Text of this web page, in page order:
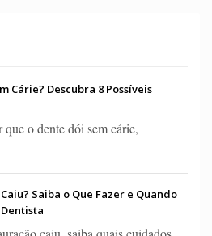
Cárie? Descubra 8 Possíveis
que o dente dói sem cárie,
Saiba o Que Fazer e Quando